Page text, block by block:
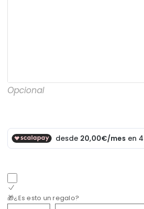
Opcional
🎁¿Es esto un regalo?